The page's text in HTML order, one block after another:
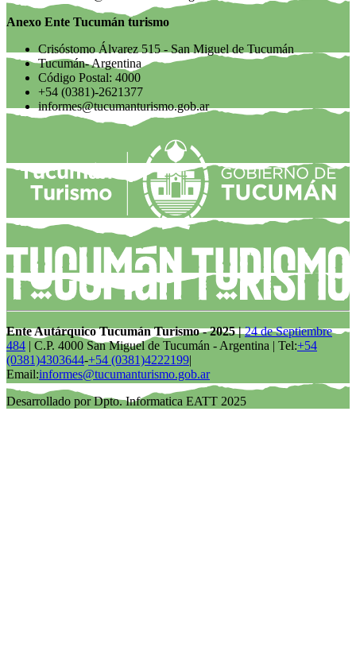
Anexo Ente Tucumán turismo
Crisóstomo Álvarez 515 - San Miguel de Tucumán
Tucumán- Argentina
Código Postal: 4000
+54 (0381)-2621377
informes@tucumanturismo.gob.ar
Ente Autárquico Tucumán Turismo - 2025 |24 de Septiembre
484 | C.P. 4000 San Miguel de Tucumán - Argentina | Tel:+54
(0381)4303644-+54 (0381)4222199|
Email:informes@tucumanturismo.gob.ar
Desarrollado por Dpto. Informatica EATT 2025